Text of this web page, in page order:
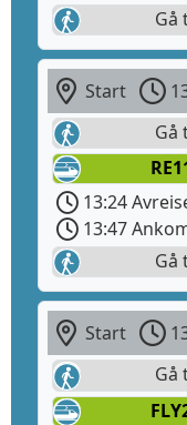
Gå
Start
Gå
13:24
13:47
Gå
Start
Gå